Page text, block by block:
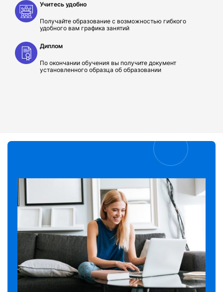
Учитесь удобно
Получайте образование с возможностью гибкого
удобного вам графика занятий
Диплом
По окончании обучения вы получите документ
установленного образца об образовании